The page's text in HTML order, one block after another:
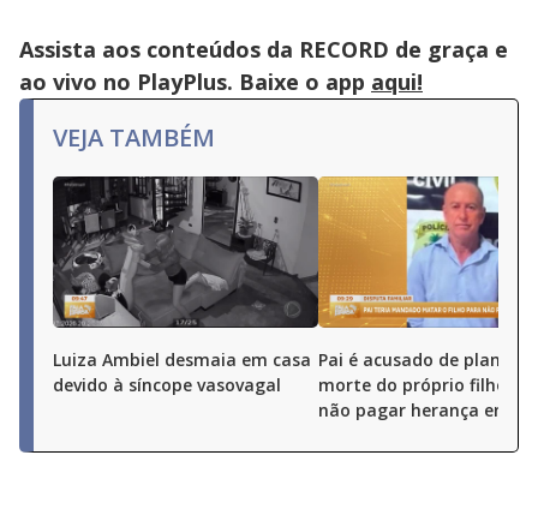
Assista aos conteúdos da RECORD de graça e
ao vivo no PlayPlus. Baixe o app aqui!
VEJA TAMBÉM
Luiza Ambiel desmaia em casa
devido à síncope vasovagal
Pai é acusado de planejar
morte do próprio filho
não pagar herança em